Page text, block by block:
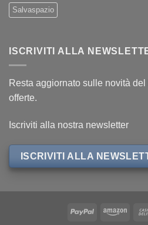
Salvaspazio
ISCRIVITI ALLA
Resta aggiornato sulle novità
offerte.
Iscriviti alla nostra newsletter
ISCRIVITI ALLA